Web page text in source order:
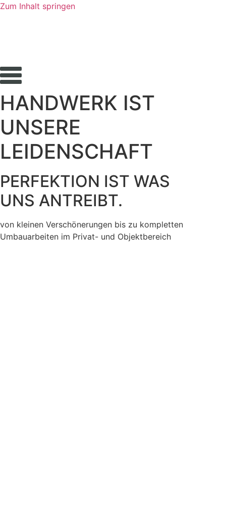
Zum Inhalt springen
HANDWERK IST
UNSERE
LEIDENSCHAFT
PERFEKTION IST WAS
UNS ANTREIBT.
von kleinen Verschönerungen bis zu kompletten
Umbauarbeiten im Privat- und Objektbereich